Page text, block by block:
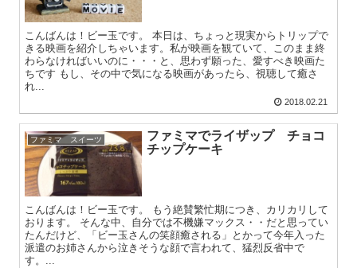
こんばんは！ビー玉です。 本日は、ちょっと現実からトリップで
きる映画を紹介しちゃいます。私が映画を観ていて、このまま終
わらなければいいのに・・・と、思わず願った、愛すべき映画た
ちです もし、その中で気になる映画があったら、視聴して癒さ
れ...
2018.02.21
ファミマ スイーツ
ファミマでライザップ チョコ
チップケーキ
こんばんは！ビー玉です。 もう絶賛繁忙期につき、カリカリして
おります。 そんな中、自分では不機嫌マックス・・だと思ってい
たんだけど、「ビー玉さんの笑顔癒される」とかって今年入った
派遣のお姉さんから泣きそうな顔で言われて、猛烈反省中で
す。...